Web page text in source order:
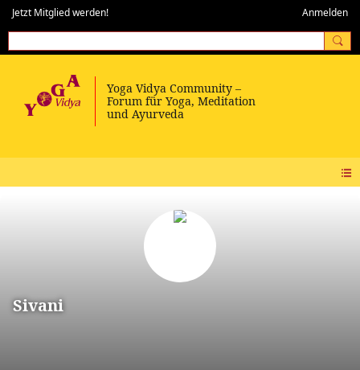
Jetzt Mitglied werden! Anmelden
Sivani